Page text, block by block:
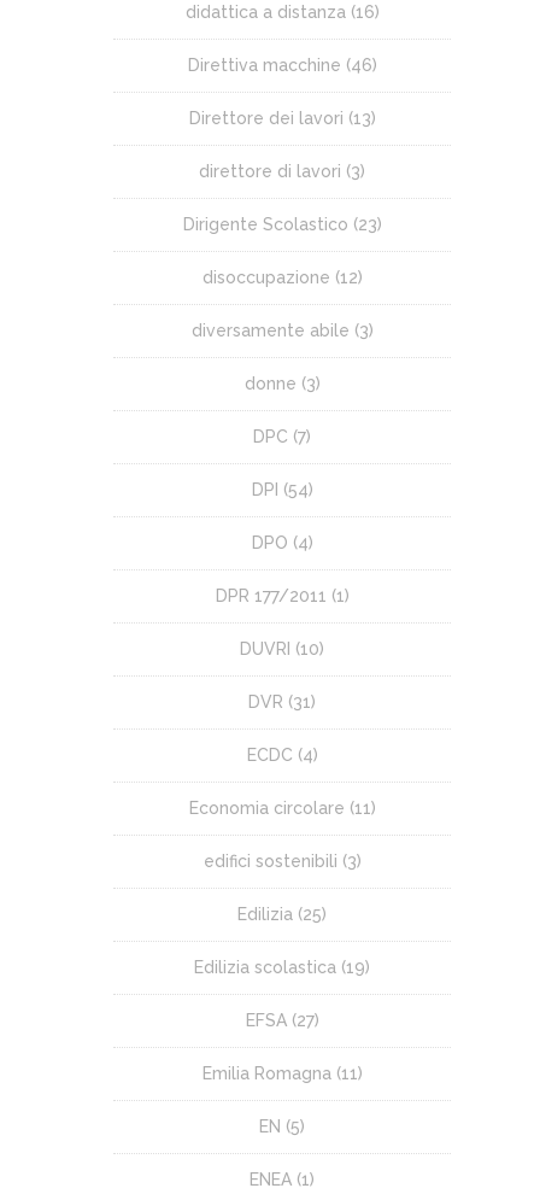
didattica a distanza (16)
Direttiva macchine (46)
Direttore dei lavori (13)
direttore di lavori (3)
Dirigente Scolastico (23)
disoccupazione (12)
diversamente abile (3)
donne (3)
DPC (7)
DPI (54)
DPO (4)
DPR 177/2011 (1)
DUVRI (10)
DVR (31)
ECDC (4)
Economia circolare (11)
edifici sostenibili (3)
Edilizia (25)
Edilizia scolastica (19)
EFSA(27)
Emilia Romagna (11)
EN (5)
ENEA (1)